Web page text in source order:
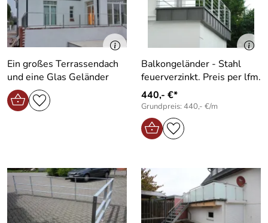
Ein großes Terrassendach
und eine Glas Geländer
Balkongeländer - Stahl
feuerverzinkt. Preis per lfm.
440,- €*
Grundpreis: 440,- €/m